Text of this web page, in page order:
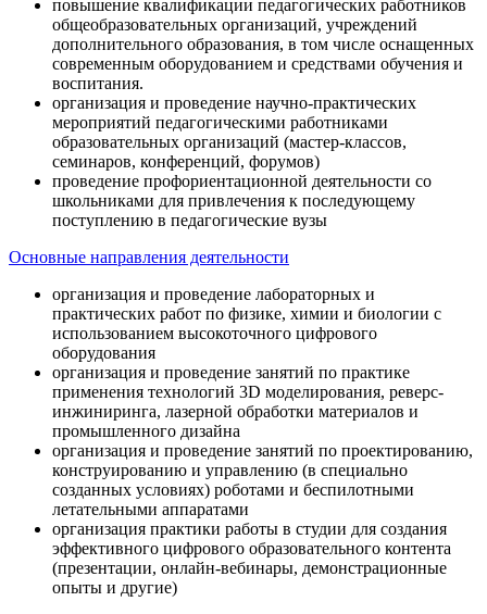
повышение квалификации педагогических работников
общеобразовательных организаций, учреждений
дополнительного образования, в том числе оснащенных
современным оборудованием и средствами обучения и
воспитания.
организация и проведение научно-практических
мероприятий педагогическими работниками
образовательных организаций (мастер-классов,
семинаров, конференций, форумов)
проведение профориентационной деятельности со
школьниками для привлечения к последующему
поступлению в педагогические вузы
Основные направления деятельности
организация и проведение лабораторных и
практических работ по физике, химии и биологии с
использованием высокоточного цифрового
оборудования
организация и проведение занятий по практике
применения технологий 3D моделирования, реверс-
инжиниринга, лазерной обработки материалов и
промышленного дизайна
организация и проведение занятий по проектированию,
конструированию и управлению (в специально
созданных условиях) роботами и беспилотными
летательными аппаратами
организация практики работы в студии для создания
эффективного цифрового образовательного контента
(презентации, онлайн-вебинары, демонстрационные
опыты и другие)